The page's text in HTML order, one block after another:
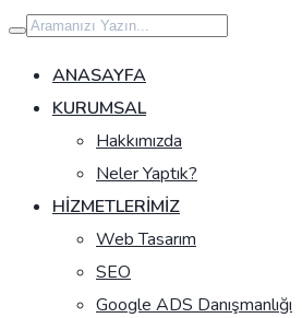
İçeriğe
geç
ANASAYFA
KURUMSAL
Hakkımızda
Neler Yaptık?
HIZMETLERIMIZ
Web Tasarım
SEO
Google ADS Danışmanlığı